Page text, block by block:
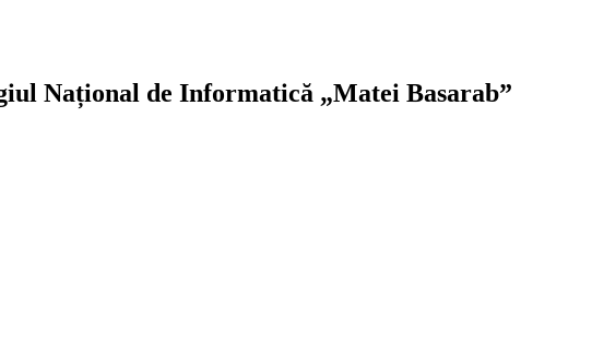
Național de Informatică „Matei Basarab”